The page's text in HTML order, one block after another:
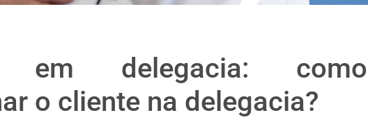
em delegacia: como
o cliente na delegacia?